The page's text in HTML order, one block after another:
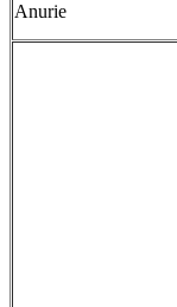
Anurie